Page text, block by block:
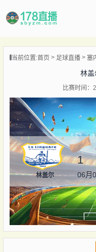
当前位置:首页 足球直播 塞
林盖
比赛时间：
林盖尔
1
06月